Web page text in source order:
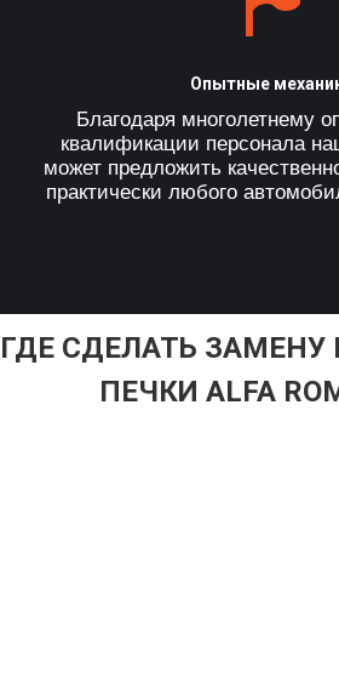
Опытные
Благодаря многолетнему
квалификации персонала
может предложить
практически любого
ГДЕ СДЕЛАТЬ ЗАМЕНУ
ПЕЧКИ ALFA